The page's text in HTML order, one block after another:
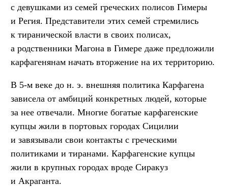
с девушками из семей греческих полисов Гимеры
и Регия. Представители этих семей стремились
к тиранической власти в своих полисах,
а родственники Магона в Гимере даже предложили
карфагенянам начать вторжение на их территорию.
В 5-м веке до н. э. внешняя политика Карфагена
зависела от амбиций конкретных людей, которые
за нее отвечали. Многие богатые карфагенские
купцы жили в портовых городах Сицилии
и завязывали свои контакты с греческими
политиками и тиранами. Карфагенские купцы
жили в крупных городах вроде Сиракуз
и Акраганта.